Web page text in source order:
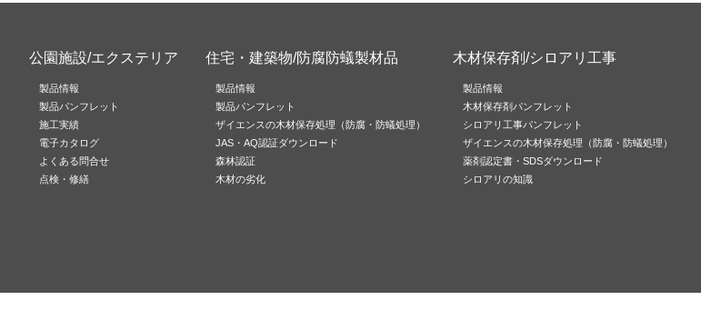
公園施設/エクステリア
製品情報
製品パンフレット
施工実績
電子カタログ
よくある問合せ
点検・修繕
住宅・建築物/防腐防蟻製材品
製品情報
製品パンフレット
ザイエンスの木材保存処理（防腐・防蟻処理）
JAS・AQ認証ダウンロード
森林認証
木材の劣化
木材保存剤/シロアリ工事
製品情報
木材保存剤パンフレット
シロアリ工事パンフレット
ザイエンスの木材保存処理（防腐・防蟻処理）
薬剤認定書・SDSダウンロード
シロアリの知識